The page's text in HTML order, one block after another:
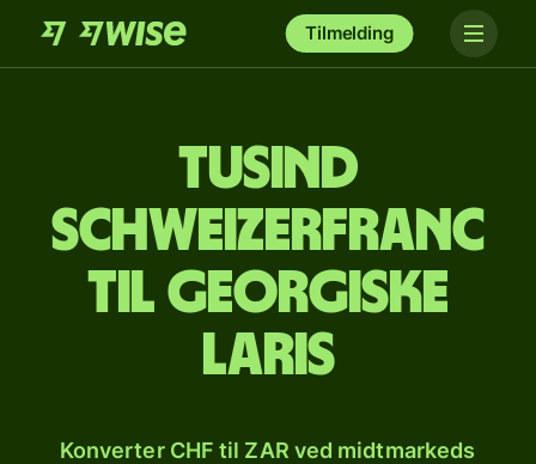
Tilmelding
tusind
schweizerfranc
til georgiske
laris
Konverter CHF til ZAR ved midtmarkeds